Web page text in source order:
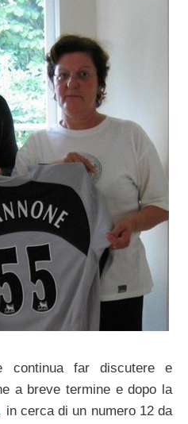
continua far discutere e
a breve termine e dopo la
in cerca di un numero 12 da